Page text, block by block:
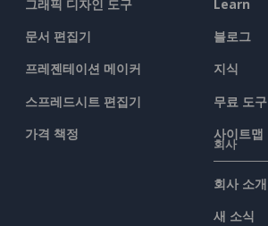
그래픽 디자인 도구
문서 편집기
프레젠테이션 메이커
스프레드시트 편집기
가격 책정
Learn
블로그
지식
무료 도구
사이트맵
회사
회사 소개
새 소식